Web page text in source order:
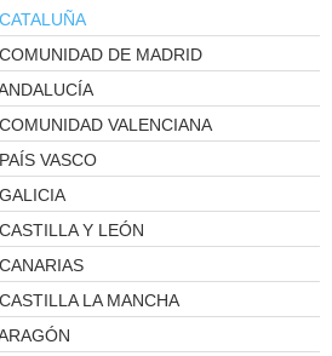
CATALUÑA
COMUNIDAD DE MADRID
COMUNIDAD VALENCIANA
PAÍS VASCO
GALICIA
CASTILLA Y LEÓN
CANARIAS
CASTILLA LA MANCHA